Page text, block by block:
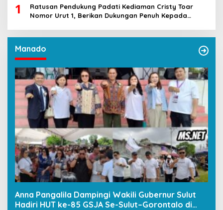
1
Ratusan Pendukung Padati Kediaman Cristy Toar
Nomor Urut 1, Berikan Dukungan Penuh Kepada
Manado
Anna Pangalila Dampingi Wakili Gubernur Sulut
Hadiri HUT ke-85 GSJA Se-Sulut–Gorontalo di